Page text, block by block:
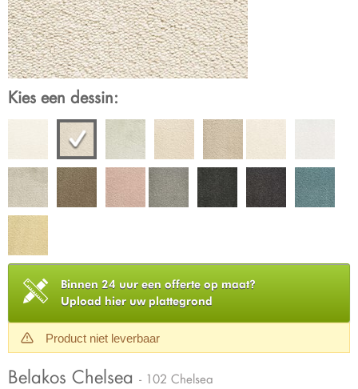
Kies een dessin:
Binnen 24 uur een offerte op maat?
Upload hier uw plattegrond
Product niet leverbaar
Belakos Chelsea - 102 Chelsea